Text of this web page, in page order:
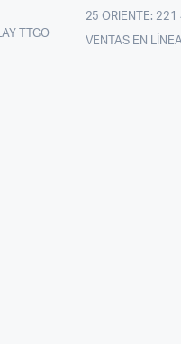
TTGO
25 ORIENTE:
VENTAS EN